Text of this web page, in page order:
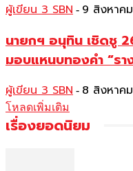
ผู้เขียน 3 SBN - 9 สิงหาค
นายกฯ อนุทิน เชิดชู
มอบแหนบทองคำ “รา
ผู้เขียน 3 SBN - 8 สิงหาค
โหลดเพิ่มเติม
เรื่องยอดนิยม